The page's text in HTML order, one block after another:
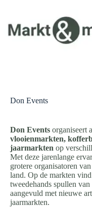
de
inhoud
Don Events
Don Events organiseert
vlooienmarkten,
jaarmarkten op
Met deze jarenlange
grotere organisatoren
land. Op de markten
tweedehands spullen
aangevuld met nieuwe
jaarmarkten.